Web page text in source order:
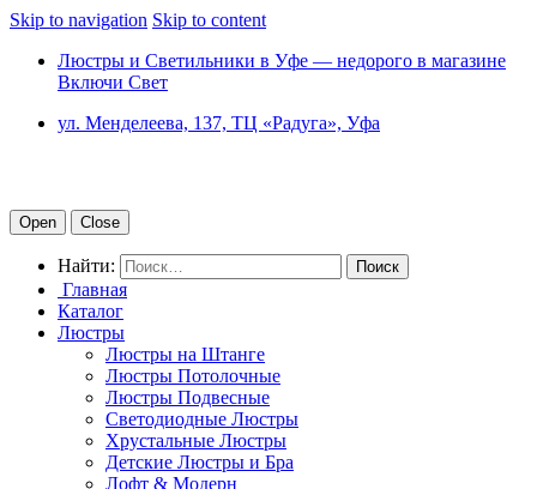
Skip to navigation Skip to content
Люстры и Светильники в Уфе — недорого в магазине
Включи Свет
ул. Менделеева, 137, ТЦ «Радуга», Уфа
Open Close
Найти:
Главная
Каталог
Люстры
Люстры на Штанге
Люстры Потолочные
Люстры Подвесные
Светодиодные Люстры
Хрустальные Люстры
Детские Люстры и Бра
Лофт & Модерн